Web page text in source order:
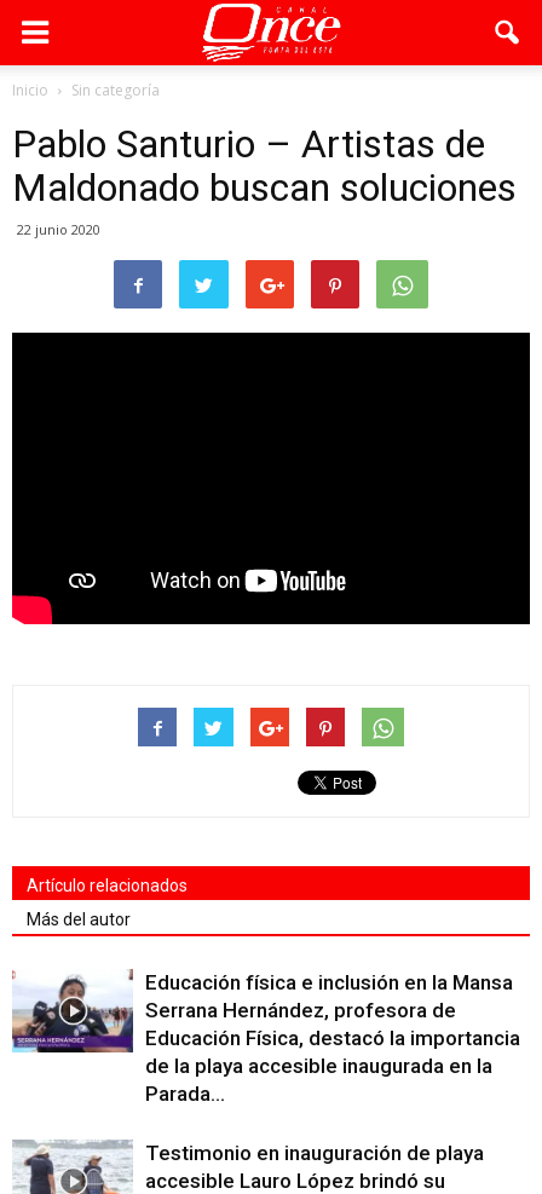
Inicio Sin categoría
Pablo Santurio – Artistas de
Maldonado buscan soluciones
22 junio 2020
Artículo relacionados
Más del autor
Educación física e inclusión en la Mansa
Serrana Hernández, profesora de
Educación Física, destacó la importancia
de la playa accesible inaugurada en la
Parada...
Testimonio en inauguración de playa
accesible Lauro López brindó su